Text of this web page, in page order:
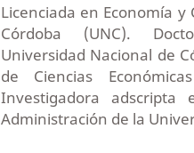
Licenciada en Economía
Córdoba (UNC).
Universidad Nacional de
de Ciencias
Investigadora
Administración de la